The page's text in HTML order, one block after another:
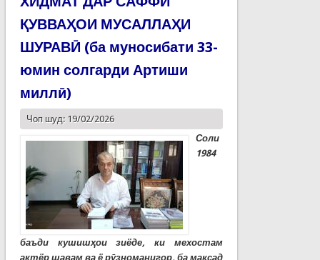
ҚУВВАҲОИ МУСАЛЛАҲИ
ШУРАВӢ (ба муносибати 33-
юмин солгарди Артиши
миллӣ)
Чоп шуд: 19/02/2026
Соли
1984
баъди кушишҳои зиёде, ки мехостам
актёр шавам ва ё рӯзноманигор, ба мақсад